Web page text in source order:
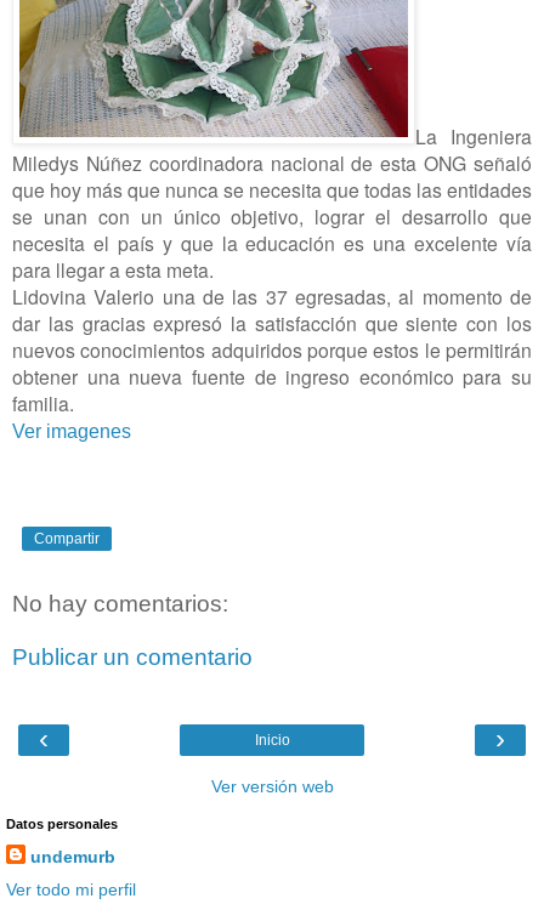
La Ingeniera
Miledys Núñez coordinadora nacional de esta ONG señaló
que hoy más que nunca se necesita que todas las entidades
se unan con un único objetivo, lograr el desarrollo que
necesita el país y que la educación es una excelente vía
para llegar a esta meta.
Lidovina Valerio una de las 37 egresadas, al momento de
dar las gracias expresó la satisfacción que siente con los
nuevos conocimientos adquiridos porque estos le permitirán
obtener una nueva fuente de ingreso económico para su
familia.
Ver imagenes
Compartir
No hay comentarios:
Publicar un comentario
‹ ›
Inicio
Ver versión web
Datos personales
undemurb
Ver todo mi perfil